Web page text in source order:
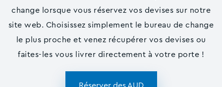
change lorsque vous réservez vos devises sur notre
site web. Choisissez simplement le bureau de change
le plus proche et venez récupérer vos devises ou
faites-les vous livrer directement à votre porte !